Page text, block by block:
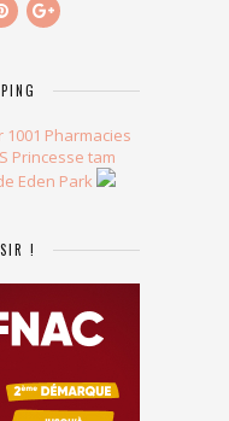
1001 Pharmacies
Princesse tam
Eden Park
!